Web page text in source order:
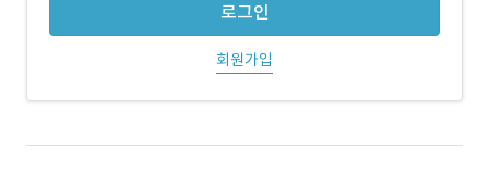
로그인
회원가입